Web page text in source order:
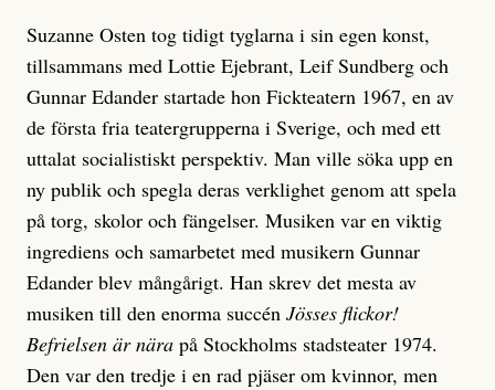
Suzanne Osten tog tidigt tyglarna i sin egen konst,
tillsammans med Lottie Ejebrant, Leif Sundberg och
Gunnar Edander startade hon Fickteatern 1967, en av
de första fria teatergrupperna i Sverige, och med ett
uttalat socialistiskt perspektiv. Man ville söka upp en
ny publik och spegla deras verklighet genom att spela
på torg, skolor och fängelser. Musiken var en viktig
ingrediens och samarbetet med musikern Gunnar
Edander blev mångårigt. Han skrev det mesta av
musiken till den enorma succén Jösses flickor!
Befrielsen är nära på Stockholms stadsteater 1974.
Den var den tredje i en rad pjäser om kvinnor, men